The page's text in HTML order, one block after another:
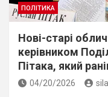
ПОЛІТИКА
Нові-старі
керівником
Пітака, який
04/20/2026